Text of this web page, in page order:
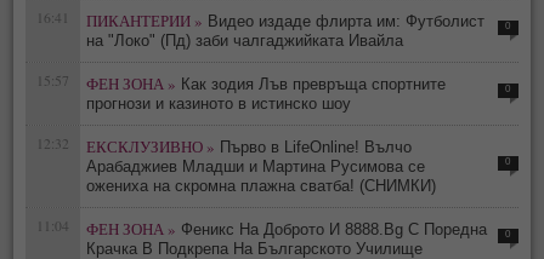
16:41 ПИКАНТЕРИИ » Видео издаде флирта им: Футболист
на "Локо" (Пд) заби чалгаджийката Ивайла
0
15:57 ФЕН ЗОНА » Как зодия Лъв превръща спортните
прогнози и казиното в истинско шоу
0
12:32 ЕКСКЛУЗИВНО » Първо в LifeOnline! Вълчо
Арабаджиев Младши и Мартина Русимова сe
oжениха на скромна плажна сватба! (СНИМКИ)
0
11:04 ФЕН ЗОНА » Феникс На Доброто И 8888.Bg С Поредна
Крачка В Подкрепа На Българското Училище
0